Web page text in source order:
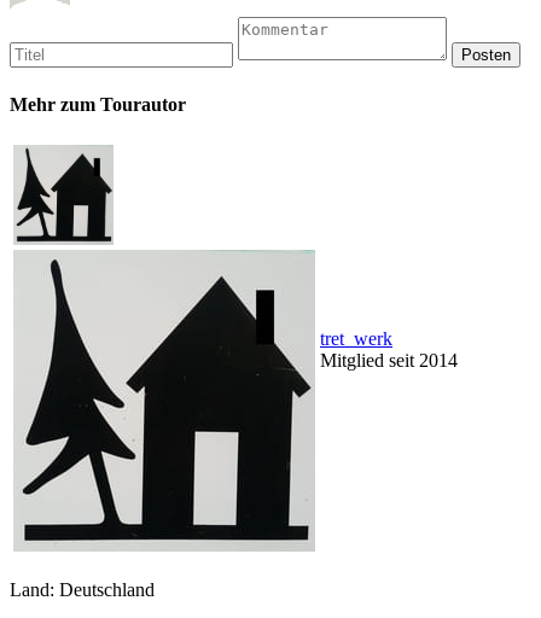
Mehr zum Tourautor
tret_werk
Mitglied seit 2014
Land: Deutschland